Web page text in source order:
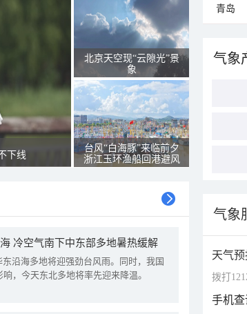
下线
北京天空现“云隙光”景
象
台风“白海豚”来临前夕
浙江玉环渔船回港避风
冷空气南下中东部多地暑热缓解
沿海多地将迎强劲台风雨。同时，我国
，今天东北多地将率先迎来降温。
青岛
气象
气象
天气
拨打
手机查